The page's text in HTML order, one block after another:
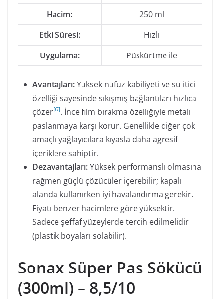
Hacim:
250 ml
Etki Süresi:
Hızlı
Uygulama:
Püskürtme ile
Avantajları:Yüksek nüfuz kabiliyeti ve su itici
özelliği sayesinde sıkışmış bağlantıları hızlıca
çözer[6]. İnce film bırakma özelliğiyle metali
paslanmaya karşı korur. Genellikle diğer çok
amaçlı yağlayıcılara kıyasla daha agresif
içeriklere sahiptir.
Dezavantajları:Yüksek performanslı olmasına
rağmen güçlü çözücüler içerebilir; kapalı
alanda kullanırken iyi havalandırma gerekir.
Fiyatı benzer hacimlere göre yüksektir.
Sadece şeffaf yüzeylerde tercih edilmelidir
(plastik boyaları solabilir).
Sonax Süper Pas Sökücü
(300ml) – 8,5/10